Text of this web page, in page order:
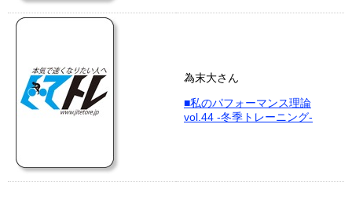
為末大さん
■私のパフォーマンス理論
vol.44 -冬季トレーニング-